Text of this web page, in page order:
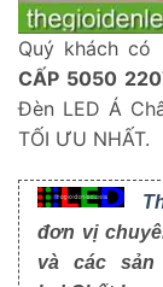
Quý khách
CẤP 5050
Đèn LED Á
TỐI ƯU NHẤT.
đơn vị
và các sản